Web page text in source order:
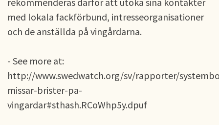
med lokala fackförbund, intresseorganisationer
och de anställda på vingårdarna.
- See more at:
http://www.swedwatch.org/sv/rapporter/
missar-brister-pa-
vingardar#sthash.RCoWhp5y.dpuf